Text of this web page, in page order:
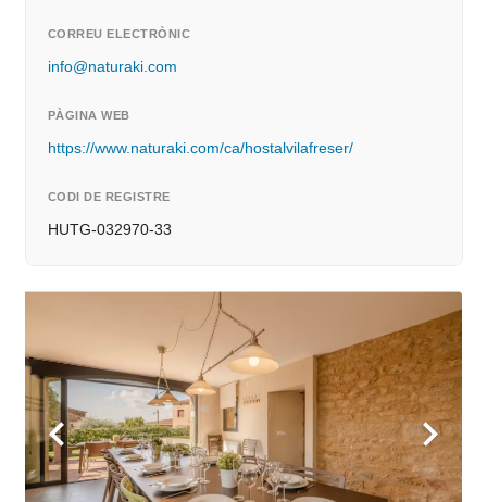
CORREU ELECTRÒNIC
info@naturaki.com
PÀGINA WEB
https://www.naturaki.com/ca/hostalvilafreser/
CODI DE REGISTRE
HUTG-032970-33